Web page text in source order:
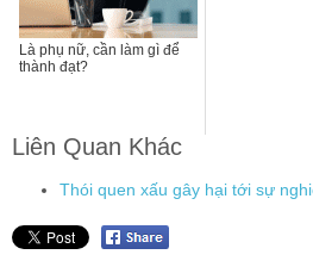
Là phụ nữ, cần làm gì để
thành đạt?
Liên Quan Khác
Thói quen xấu gây hại tới sự